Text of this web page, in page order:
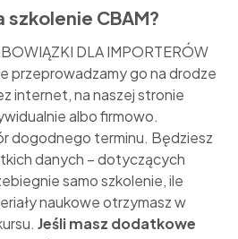
szkolenie CBAM?
DLA IMPORTERÓW
przeprowadzamy go na drodze
internet, na naszej stronie
albo firmowo.
dogodnego terminu. Będziesz
danych – dotyczących
samo szkolenie, ile
naukowe otrzymasz w
Jeśli masz dodatkowe